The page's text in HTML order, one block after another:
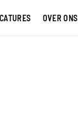
OVER ONS